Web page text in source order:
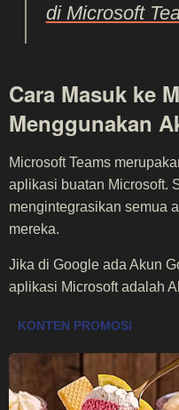
di Microsoft
Cara Masuk ke
Menggunakan
Microsoft Teams
aplikasi buatan Microsoft.
mengintegrasikan semua
mereka.
Jika di Google ada Akun
aplikasi Microsoft adalah